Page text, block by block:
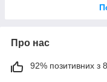
Про нас
92% позитивних з